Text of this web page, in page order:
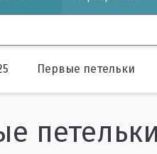
Первые петельки
петельки